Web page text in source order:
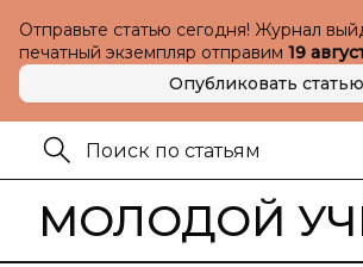
Отправьте статью сегодня! Журнал
печатный экземпляр отправим 19
Опубликовать статью
МОЛОДОЙ